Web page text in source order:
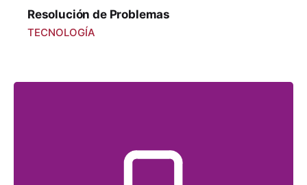
Resolución de Problemas
TECNOLOGÍA